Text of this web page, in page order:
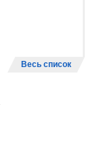
Весь список